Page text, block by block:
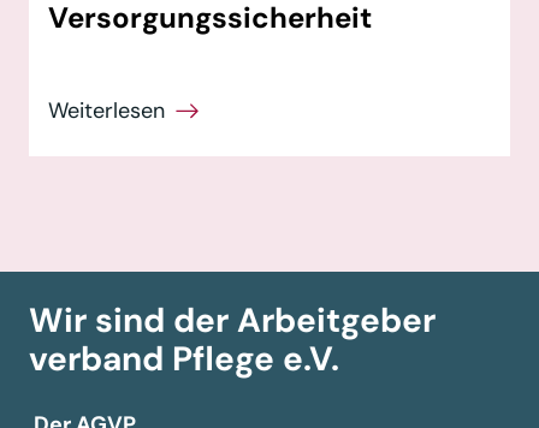
Versorgungssicherheit
Wir sind der Arbeitgeber­
verband Pflege e.V.